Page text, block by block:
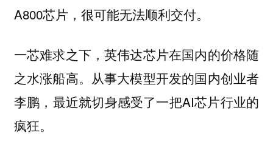
A800芯片，很可能无法顺利交付。
一芯难求之下，英伟达芯片在国内的价格随
之水涨船高。从事大模型开发的国内创业者
李鹏，最近就切身感受了一把AI芯片行业的
疯狂。